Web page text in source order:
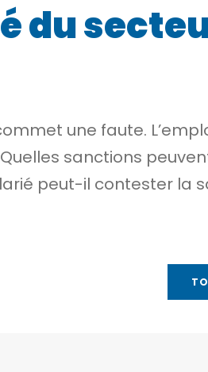
du
une faute.
sanctions
peut-il contester la